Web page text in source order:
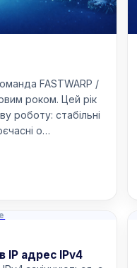
FASTWARP /
роком. Цей рік
роботу: стабільні
о…
IP адрес IPv4